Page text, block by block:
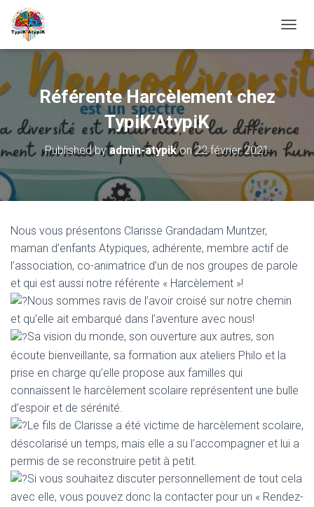
U
R
F
E
R
E
V
A
Référente Harcèlement chez
TypiK’AtypiK
Published byadmin-atypikon22 février 2021
Nous vous présentons Clarisse Grandadam Muntzer,
maman d’enfants Atypiques, adhérente, membre actif de
l’association, co-animatrice d’un de nos groupes de parole
et qui est aussi notre référente « Harcèlement »!
Nous sommes ravis de l’avoir croisé sur notre chemin
et qu’elle ait embarqué dans l’aventure avec nous!
Sa vision du monde, son ouverture aux autres, son
écoute bienveillante, sa formation aux ateliers Philo et la
prise en charge qu’elle propose aux familles qui
connaissent le harcèlement scolaire représentent une bulle
d’espoir et de sérénité.
Le fils de Clarisse a été victime de harcèlement scolaire,
déscolarisé un temps, mais elle a su l’accompagner et lui a
permis de se reconstruire petit à petit.
Si vous souhaitez discuter personnellement de tout cela
avec elle, vous pouvez donc la contacter pour un « Rendez-